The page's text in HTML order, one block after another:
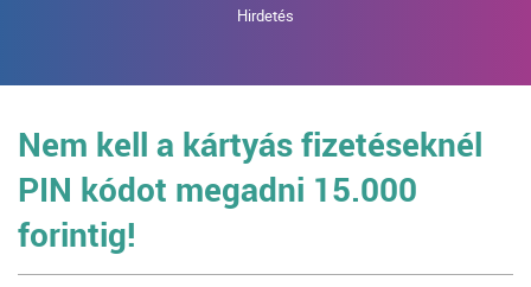
Hirdetés
Nem kell a kártyás fizetéseknél
PIN kódot megadni 15.000
forintig!